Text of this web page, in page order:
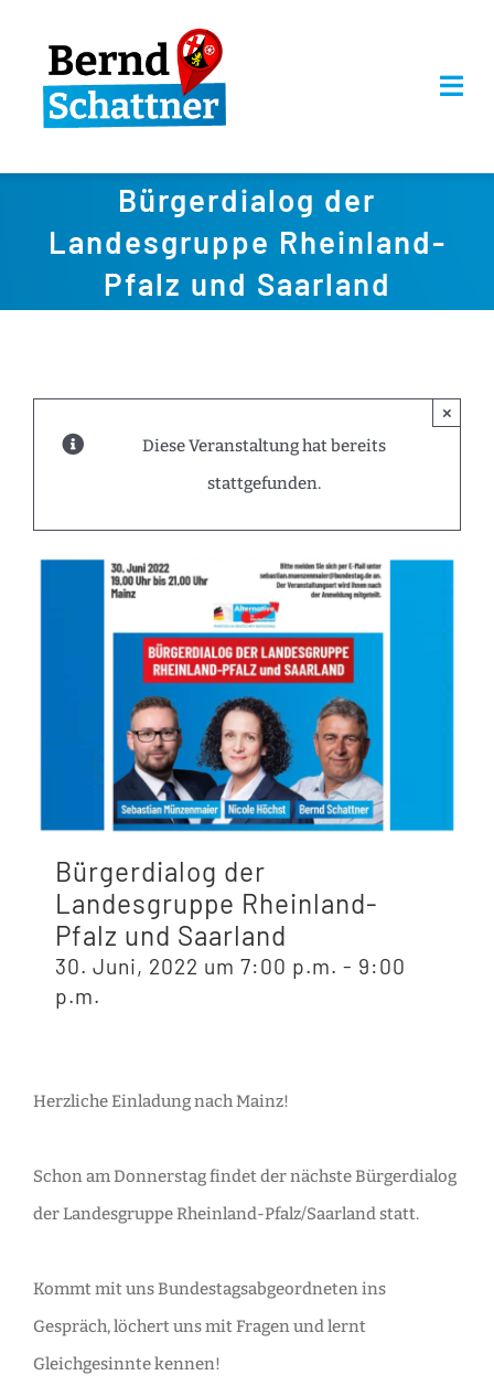
springen
BUNDESTAG
Bürgerdialog der
Landesgruppe Rheinland-
Pfalz und Saarland
Diese Veranstaltung hat bereits
stattgefunden.
×
Bürgerdialog der
Landesgruppe Rheinland-
Pfalz und Saarland
30. Juni, 2022 um 7:00 p.m. - 9:00
p.m.
Herzliche Einladung nach Mainz!
Schon am Donnerstag findet der nächste Bürgerdialog
der Landesgruppe Rheinland-Pfalz/Saarland statt.
Kommt mit uns Bundestagsabgeordneten ins
Gespräch, löchert uns mit Fragen und lernt
Gleichgesinnte kennen!